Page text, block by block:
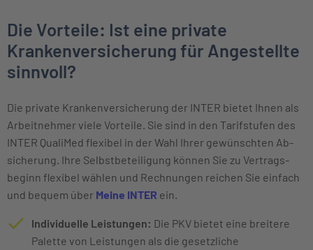
Die Vorteile: Ist eine private
Krankenversicherung für Angestellte
sinnvoll?
Die private Kranken­ver­sicherung der INTER bietet Ihnen als
Arbeitnehmer viele Vorteile. Sie sind in den Tarifstufen des
INTER QualiMed flexibel in der Wahl Ihrer ge­wünschten Ab­
sicherung. Ihre Selbst­beteili­gung können Sie zu Vertrags­
beginn flexibel wählen und Rechnungen reichen Sie einfach
und bequem über Meine INTER ein.
Individuelle Leistungen: Die PKV bietet eine breitere
Palette von Leistungen als die gesetzliche